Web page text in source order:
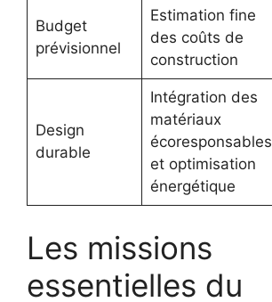
Budget
prévisionnel
Estimation fine
des coûts de
construction
Design
durable
Intégration des
matériaux
écoresponsables
et optimisation
énergétique
Les missions
essentielles du